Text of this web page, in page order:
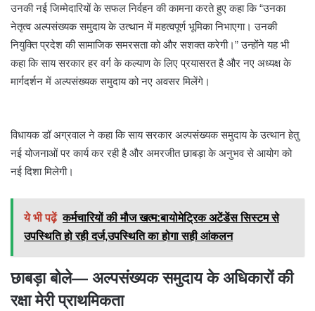
उनकी नई जिम्मेदारियों के सफल निर्वहन की कामना करते हुए कहा कि “उनका
नेतृत्व अल्पसंख्यक समुदाय के उत्थान में महत्वपूर्ण भूमिका निभाएगा। उनकी
नियुक्ति प्रदेश की सामाजिक समरसता को और सशक्त करेगी।” उन्होंने यह भी
कहा कि साय सरकार हर वर्ग के कल्याण के लिए प्रयासरत है और नए अध्यक्ष के
मार्गदर्शन में अल्पसंख्यक समुदाय को नए अवसर मिलेंगे।
विधायक डॉ अग्रवाल ने कहा कि साय सरकार अल्पसंख्यक समुदाय के उत्थान हेतु
नई योजनाओं पर कार्य कर रही है और अमरजीत छाबड़ा के अनुभव से आयोग को
नई दिशा मिलेगी।
ये भी पढ़ें कर्मचारियों की मौज खत्म:बायोमेट्रिक अटेंडेंस सिस्टम से
उपस्थिति हो रही दर्ज,उपस्थिति का होगा सही आंकलन
छाबड़ा बोले— अल्पसंख्यक समुदाय के अधिकारों की
रक्षा मेरी प्राथमिकता